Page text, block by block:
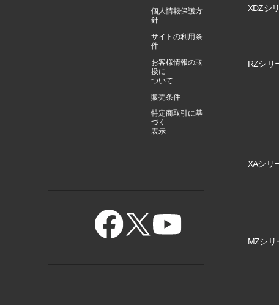
個人情報保護方
針
サイトの利用条
件
お客様情報の取
扱に
ついて
販売条件
特定商取引に基
づく
表示
XDZシ
RZシリ
XAシリ
MZシリ